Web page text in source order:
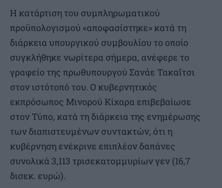
Η κατάρτιση του συμπληρωματικού
προϋπολογισμού «αποφασίστηκε» κατά τη
διάρκεια υπουργικού συμβουλίου το οποίο
συγκλήθηκε νωρίτερα σήμερα, ανέφερε το
γραφείο της πρωθυπουργού Σανάε Τακαΐτσι
στον ιστότοπό του. Ο κυβερνητικός
εκπρόσωπος Μινορού Κίχαρα επιβεβαίωσε
στον Τύπο, κατά τη διάρκεια της ενημέρωσης
των διαπιστευμένων συντακτών, ότι η
κυβέρνηση ενέκρινε επιπλέον δαπάνες
συνολικά 3,113 τρισεκατομμυρίων γεν (16,7
δισεκ. ευρώ).